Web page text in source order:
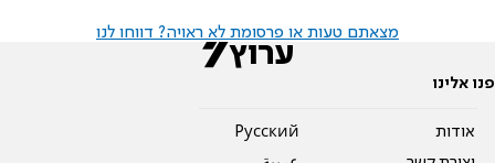
מצאתם טעות או פרסומת לא ראויה? דווחו לנו
פנו אלינו
אודות
Pусский